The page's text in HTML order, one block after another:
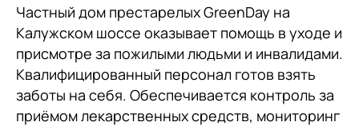
Частный дом престарелых GreenDay на
Калужском шоссе оказывает помощь в уходе и
присмотре за пожилыми людьми и инвалидами.
Квалифицированный персонал готов взять
заботы на себя. Обеспечивается контроль за
приёмом лекарственных средств, мониторинг